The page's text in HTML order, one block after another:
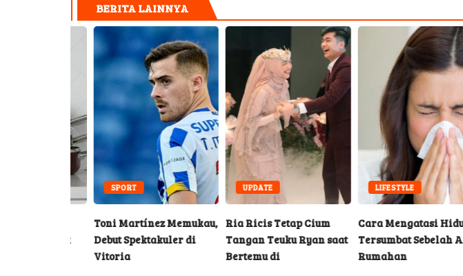
BERITA LAINNYA
SPORT
Toni Martínez Memukau,
Debut Spektakuler di
Vitoria
UPDATE
Ria Ricis Tetap Cium
Tangan Teuku Ryan saat
Bertemu di
LIFESTYLE
Cara Mengatasi Hidung
Tersumbat Sebelah Ala
Rumahan